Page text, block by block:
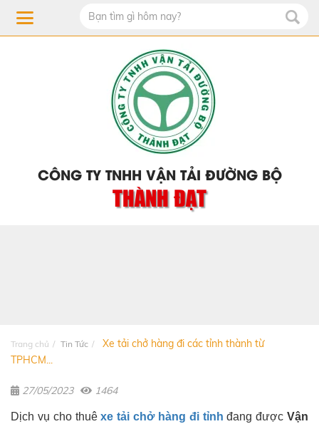
CÔNG TY TNHH VẬN TẢI ĐƯỜNG BỘ
THÀNH ĐẠT
Trang chủ Tin Tức
Xe tải chở hàng đi các tỉnh thành từ
TPHCM...
27/05/2023 1464
Dịch vụ cho thuêxe tải chở hàng đi tỉnh đang đượcVận